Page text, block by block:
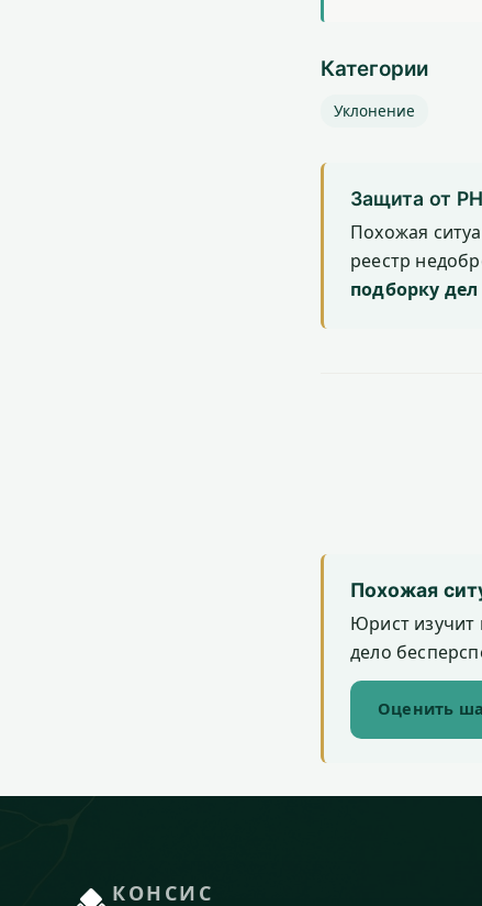
Категории
Уклонение
Защита от
Похожая
реестр
подборку
Похожая
Юрист изучит
дело
Оценить
КОНСИС